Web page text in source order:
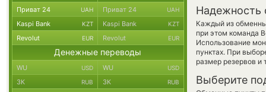
Надежность
Каждый из
при этом команда
Использование
пунктах. При
размер резервов и
Выберите
Приват 24 UAH Приват 24 UAH
Kaspi Bank KZT Kaspi Bank KZT
Revolut EUR Revolut EUR
Денежные переводы
WU USD WU USD
ЗК RUB ЗК RUB